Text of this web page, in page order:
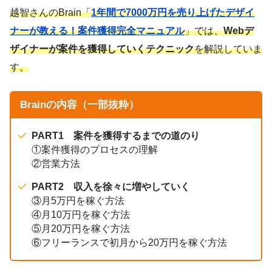
越智さんのBrain「1年間で7000万円を売り上げたデザイ
ナーが教える！案件獲得完全マニュアル」では、Webデ
ザイナーが案件を獲得していくテクニックを解説していま
す。
Brainの内容（一部抜粋）
PART1 案件を獲得するまでの道のり
①案件獲得のプロセスの理解
②営業方法
PART2 収入を徐々に増やしていく
③月5万円を稼ぐ方法
④月10万円を稼ぐ方法
⑤月20万円を稼ぐ方法
⑥フリーランスで初月から20万円を稼ぐ方法